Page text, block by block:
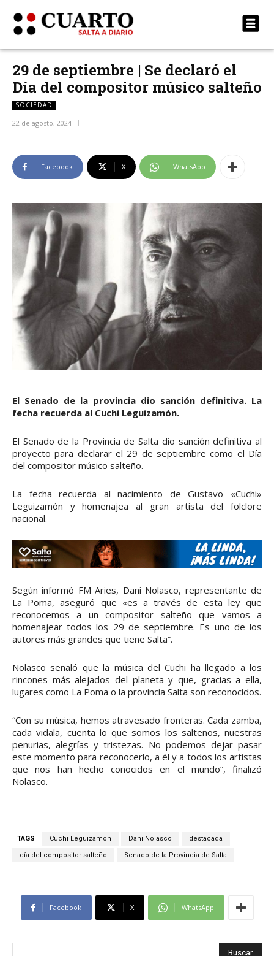
29 de septiembre | Se declaró el
Día del compositor músico salteño
SOCIEDAD
22 de agosto, 2024
Facebook X WhatsApp
El Senado de la provincia dio sanción definitiva. La
fecha recuerda al Cuchi Leguizamón.
El Senado de la Provincia de Salta dio sanción definitiva al
proyecto para declarar el 29 de septiembre como el Día
del compositor músico salteño.
La fecha recuerda al nacimiento de Gustavo «Cuchi»
Leguizamón y homenajea al gran artista del folclore
nacional.
Según informó FM Aries, Dani Nolasco, representante de
La Poma, aseguró que «es a través de esta ley que
reconocemos a un compositor salteño que vamos a
homenajear todos los 29 de septiembre. Es uno de los
autores más grandes que tiene Salta”.
Nolasco señaló que la música del Cuchi ha llegado a los
rincones más alejados del planeta y que, gracias a ella,
lugares como La Poma o la provincia Salta son reconocidos.
“Con su música, hemos atravesado fronteras. Cada zamba,
cada vidala, cuenta lo que somos los salteños, nuestras
penurias, alegrías y tristezas. No podemos dejar pasar
este momento para reconocerlo, a él y a todos los artistas
que nos han hecho conocidos en el mundo”, finalizó
Nolasco.
TAGS Cuchi Leguizamón Dani Nolasco destacada
día del compositor salteño Senado de la Provincia de Salta
Facebook X WhatsApp